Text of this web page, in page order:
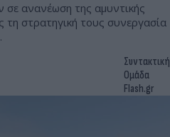
σε ανανέωση της αμυντικής
στρατηγική τους συνεργασία
Συντακτική
Ομάδα
Flash.gr